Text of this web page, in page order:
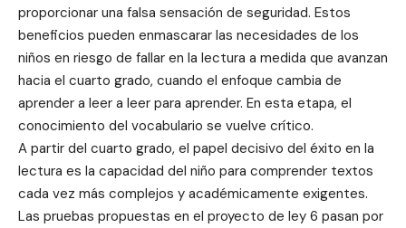
proporcionar una falsa sensación de seguridad. Estos
beneficios pueden enmascarar las necesidades de los
niños en riesgo de fallar en la lectura a medida que avanzan
hacia el cuarto grado, cuando el enfoque cambia de
aprender a leer a leer para aprender. En esta etapa, el
conocimiento del vocabulario se vuelve crítico.
A partir del cuarto grado, el papel decisivo del éxito en la
lectura es la capacidad del niño para comprender textos
cada vez más complejos y académicamente exigentes.
Las pruebas propuestas en el proyecto de ley 6 pasan por